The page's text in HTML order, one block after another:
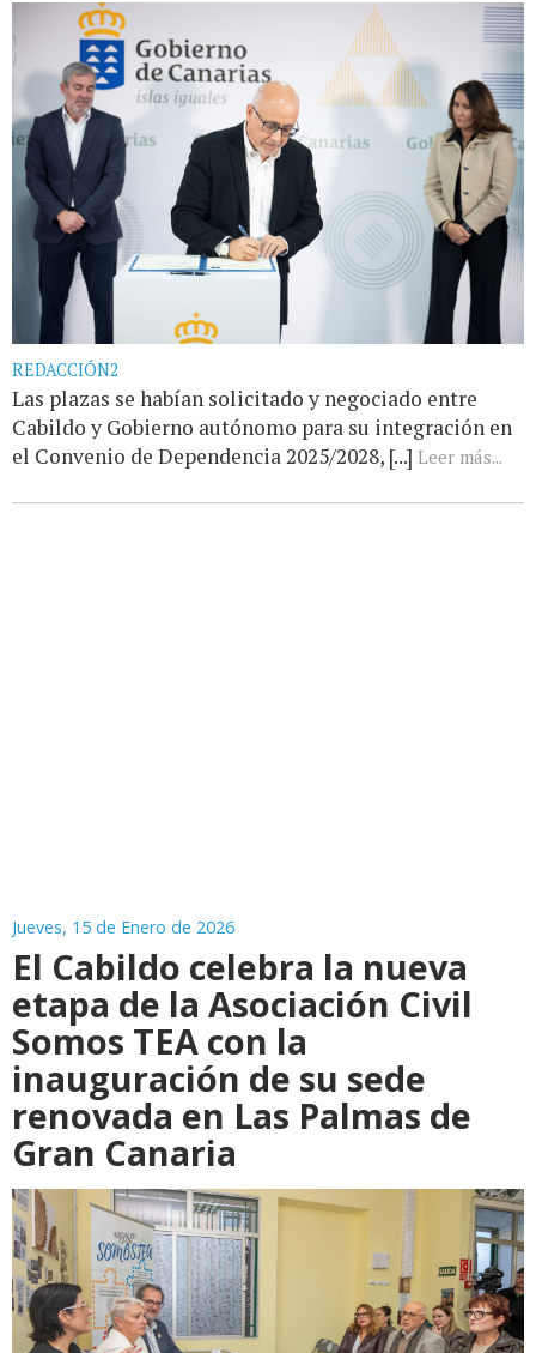
REDACCIÓN2
Las plazas se habían solicitado y negociado entre
Cabildo y Gobierno autónomo para su integración en
el Convenio de Dependencia 2025/2028, [...] Leer más...
Jueves, 15 de Enero de 2026
El Cabildo celebra la nueva
etapa de la Asociación Civil
Somos TEA con la
inauguración de su sede
renovada en Las Palmas de
Gran Canaria